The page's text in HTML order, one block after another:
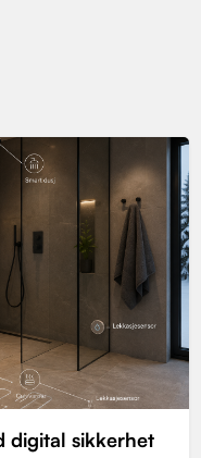
digital sikkerhet